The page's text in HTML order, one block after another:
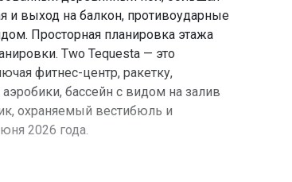
и выход на балкон, противоударные
Просторная планировка этажа
Two Tequesta — это
фитнес-центр, ракетку,
бассейн с видом на залив
охраняемый вестибюль и
2026 года.